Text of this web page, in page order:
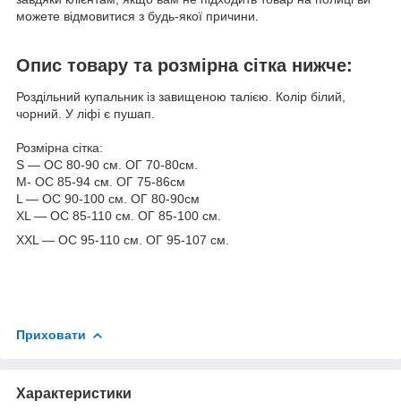
можете відмовитися з будь-якої причини.
Опис товару та розмірна сітка нижче:
Роздільний купальник із завищеною талією. Колір білий,
чорний. У ліфі є пушап.
Розмірна сітка:
S — ОС 80-90 см. ОГ 70-80см.
M- ОС 85-94 см. ОГ 75-86см
L — ОС 90-100 см. ОГ 80-90см
XL — ОС 85-110 см. ОГ 85-100 см.
ХXL — ОС 95-110 см. ОГ 95-107 см.
Приховати
Характеристики